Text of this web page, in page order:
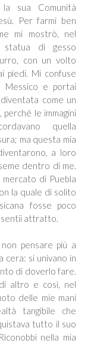
sua Comunità
Per farmi ben
mi mostrò, nel
statua di gesso
con un volto
piedi. Mi confuse
Messico e portai
come un
perché le immagini
quella
ma questa mia
a loro
dentro di me.
di Puebla
la quale di solito
fosse poco
sentii attratto.
pensare più a
cera: si univano in
di doverlo fare.
altro e così, nel
delle mie mani
tangibile che
tutto il suo
nella mia